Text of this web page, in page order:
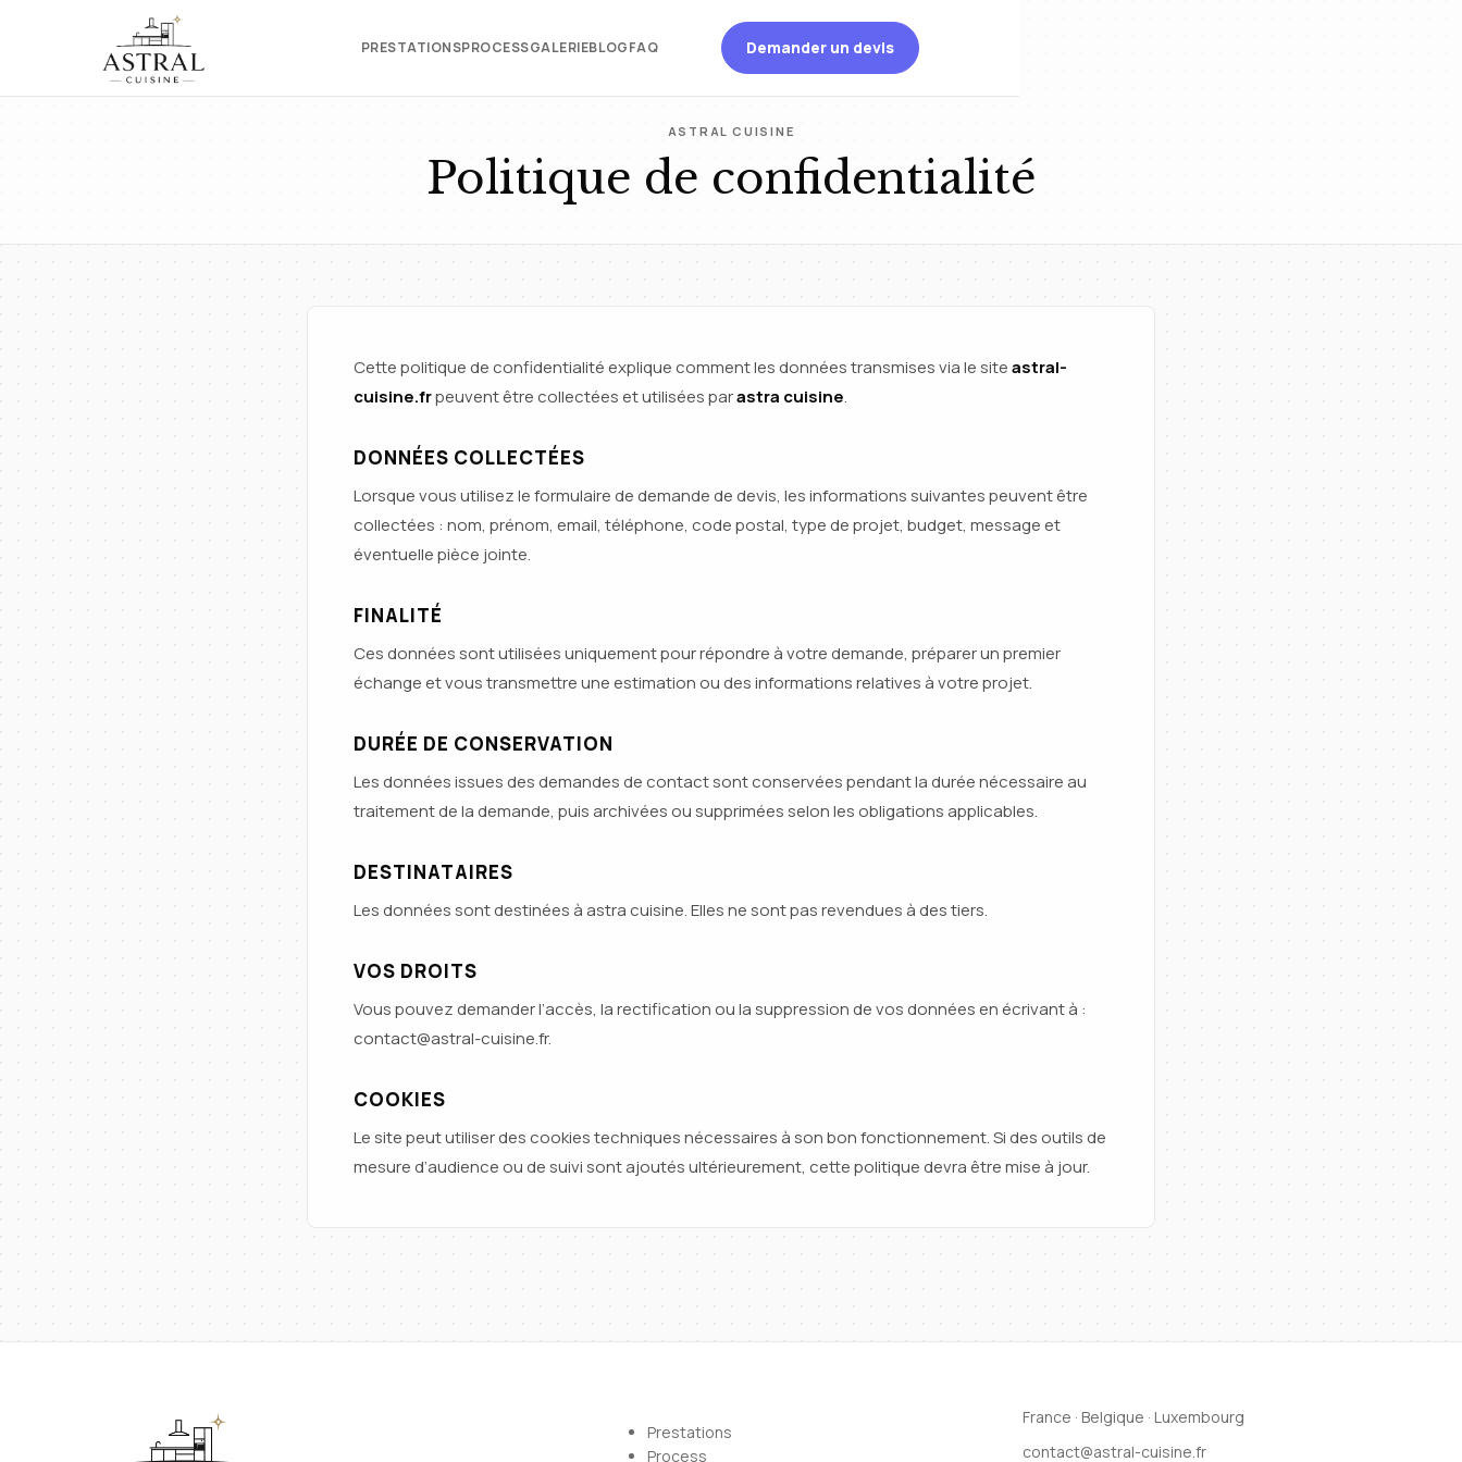
PRESTATIONSPROCESSGALERIEBLOGFAQ Demander un devis
ASTRAL CUISINE
Politique de confidentialité
Cette politique de confidentialité explique comment les données transmises via le siteastral-
cuisine.frpeuvent être collectées et utilisées parastra cuisine.
DONNÉES COLLECTÉES
Lorsque vous utilisez le formulaire de demande de devis, les informations suivantes peuvent être
collectées : nom, prénom, email, téléphone, code postal, type de projet, budget, message et
éventuelle pièce jointe.
FINALITÉ
Ces données sont utilisées uniquement pour répondre à votre demande, préparer un premier
échange et vous transmettre une estimation ou des informations relatives à votre projet.
DURÉE DE CONSERVATION
Les données issues des demandes de contact sont conservées pendant la durée nécessaire au
traitement de la demande, puis archivées ou supprimées selon les obligations applicables.
DESTINATAIRES
Les données sont destinées à astra cuisine. Elles ne sont pas revendues à des tiers.
VOS DROITS
Vous pouvez demander l’accès, la rectification ou la suppression de vos données en écrivant à :
contact@astral-cuisine.fr.
COOKIES
Le site peut utiliser des cookies techniques nécessaires à son bon fonctionnement. Si des outils de
mesure d’audience ou de suivi sont ajoutés ultérieurement, cette politique devra être mise à jour.
Prestations
Process
France · Belgique · Luxembourg
contact@astral-cuisine.fr